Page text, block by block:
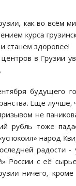
как во всём
курса
станем здоровее!
в Грузии
будущего
Ещё
не
рубль тоже
народ
радости
России с её
ничего,